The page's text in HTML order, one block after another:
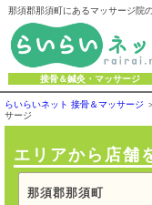
那須郡那須町にあるマッサージ院
接骨＆鍼灸・マッサージ
らいらいネット 接骨＆マッサージ
サージ
エリアから店舗
那須郡那須町